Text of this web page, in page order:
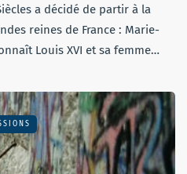
a décidé de partir à la
reines de France : Marie-
Louis XVI et sa femme…